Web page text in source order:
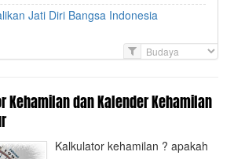
Jati Diri Bangsa Indonesia
t
e
Kehamilan dan Kalender Kehamilan
Kalkulator kehamilan ? apakah